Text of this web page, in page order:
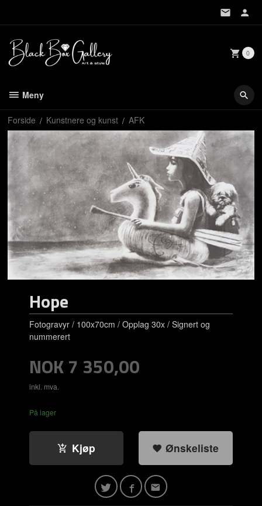
0
Meny
Forside Kunstnere og kunst AFK
Hope
Fotogravyr / 100x70cm / Opplag 30x / Signert og
nummerert
Pris
NOK7 350,00
inkl. mva.
På lager
Kjøp Ønskeliste